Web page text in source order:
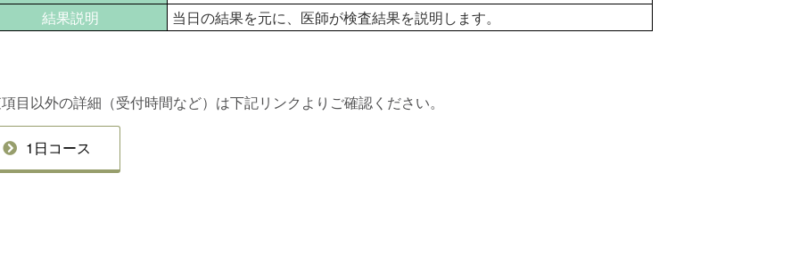
結果説明
当日の結果を元に、医師が検査結果を説明します。
目以外の詳細（受付時間など）は下記リンクよりご確認ください。
1日コース